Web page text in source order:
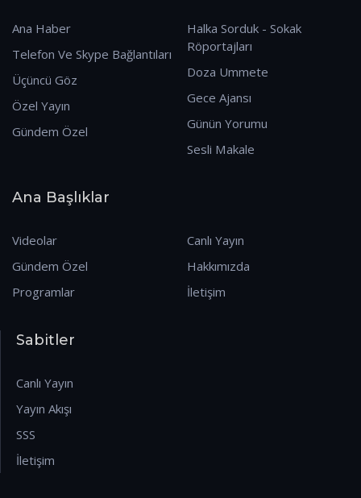
Ana Haber
Telefon Ve Skype Bağlantıları
Üçüncü Göz
Özel Yayın
Gündem Özel
Halka Sorduk - Sokak
Röportajları
Doza Ummete
Gece Ajansı
Günün Yorumu
Sesli Makale
Ana Başlıklar
Videolar
Gündem Özel
Programlar
Canlı Yayın
Hakkımızda
İletişim
Sabitler
Canlı Yayın
Yayın Akışı
SSS
İletişim